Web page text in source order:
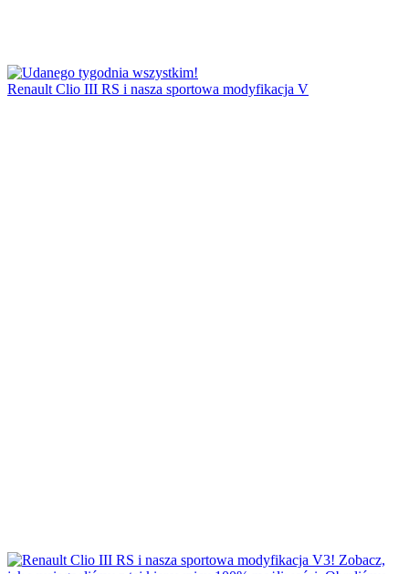
Renault Clio III RS i nasza sportowa modyfikacja V